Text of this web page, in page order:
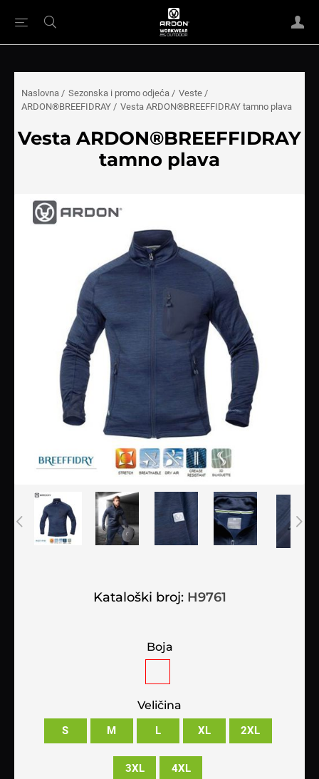
Naslovna / Sezonska i promo odjeća / Veste /
ARDON®BREEFIDRAY / Vesta ARDON®BREEFFIDRAY tamno plava
Vesta ARDON®BREEFFIDRAY
tamno plava
Kataloški broj: H9761
Boja
Veličina
S M L XL 2XL
3XL 4XL